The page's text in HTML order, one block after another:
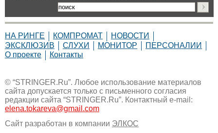
НА РИНГЕ КОМПРОМАТ
НОВОСТИ
ЭКСКЛЮЗИВ
СЛУХИ МОНИТОР
ПЕРСОНАЛИИ
О проекте
Контакты
© “STRINGER.Ru”. Любое использование материалов
сайта допускается только с письменного согласия
редакции сайта “STRINGER.Ru”. Контактный e-mail:
elena.tokareva@gmail.com
Сайт разработан в компании ЭЛКОС